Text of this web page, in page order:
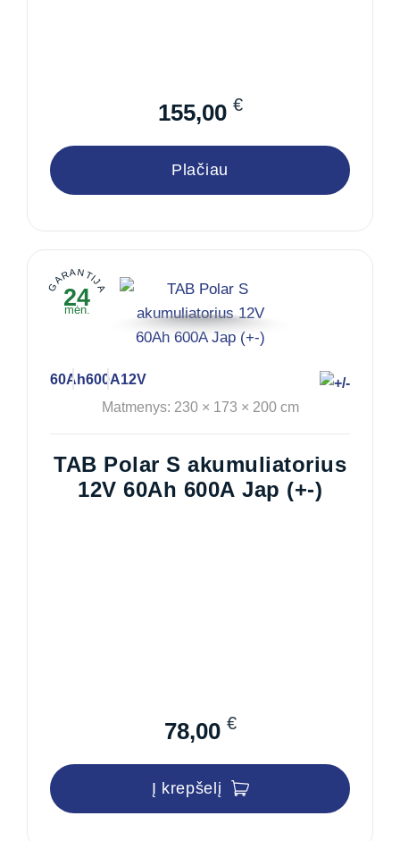
155,00 €
Plačiau
GARANTIJA
24
mėn.
60Ah600A12V
Matmenys: 230 × 173 × 200 cm
TAB Polar S akumuliatorius
12V 60Ah 600A Jap (+-)
78,00 €
Į krepšelį